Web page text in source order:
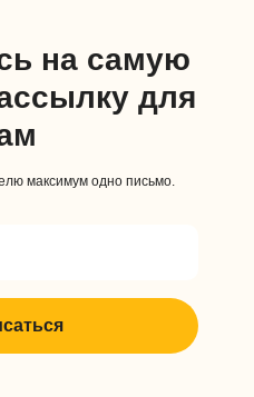
на самую
для
максимум одно письмо.